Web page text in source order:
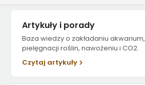
Artykuły i porady
Baza wiedzy o zakładaniu akwarium,
pielęgnacji roślin, nawożeniu i CO2.
Czytaj artykuły